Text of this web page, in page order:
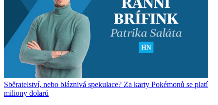
Sběratelství, nebo bláznivá spekulace? Za karty Pokémonů se platí
miliony dolarů